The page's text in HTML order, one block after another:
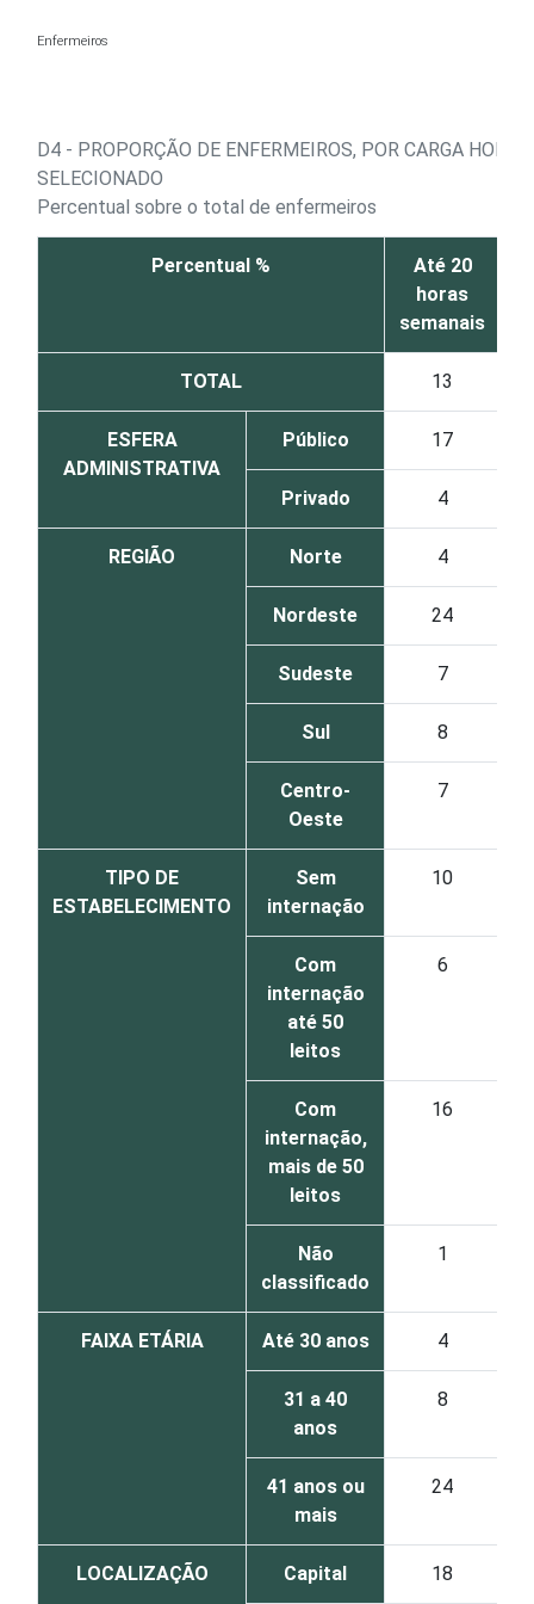
Enfermeiros
D4 - PROPORÇÃO DE ENFERMEIROS, POR CARGA
SELECIONADO
Percentual sobre o total de enfermeiros
Percentual %
Até 20
horas
semanais
TOTAL 13
ESFERA
ADMINISTRATIVA
Público 17
Privado 4
REGIÃO Norte 4
Nordeste 24
Sudeste 7
Sul 8
Centro-
Oeste
7
TIPO DE
ESTABELECIMENTO
Sem
internação
10
Com
internação
até 50
leitos
6
Com
internação,
mais de 50
leitos
16
Não
classificado
1
FAIXA ETÁRIA Até 30 anos 4
31 a 40
anos
8
41 anos ou
mais
24
LOCALIZAÇÃO Capital 18